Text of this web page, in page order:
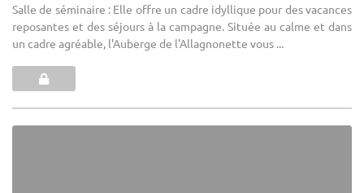
Salle de séminaire : Elle offre un cadre idyllique pour des vacances
reposantes et des séjours à la campagne. Située au calme et dans
un cadre agréable, l'Auberge de l'Allagnonette vous ...